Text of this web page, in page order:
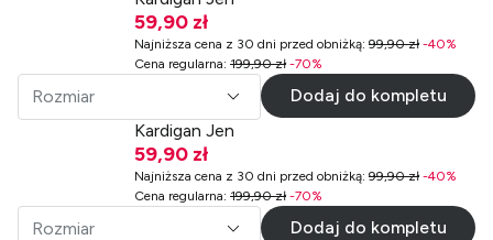
59,90 zł
Najniższa cena z 30 dni przed obniżką: 99,90 zł -40%
Cena regularna: 199,90 zł -70%
Rozmiar
Dodaj do kompletu
Kardigan Jen
59,90 zł
Najniższa cena z 30 dni przed obniżką: 99,90 zł -40%
Cena regularna: 199,90 zł -70%
Rozmiar Dodaj do kompletu